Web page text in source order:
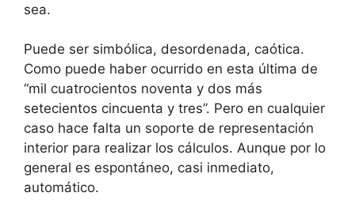
sea.
Puede ser simbólica, desordenada, caótica.
Como puede haber ocurrido en esta última de
“mil cuatrocientos noventa y dos más
setecientos cincuenta y tres”. Pero en cualquier
caso hace falta un soporte de representación
interior para realizar los cálculos. Aunque por lo
general es espontáneo, casi inmediato,
automático.